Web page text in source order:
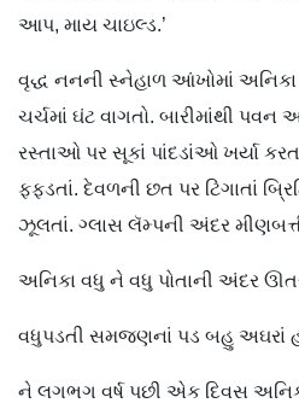
આપ, માય ચાઇલ્ડ.’
વૃદ્ધ નનની સ્નેહાળ આંખોમાં અનિકા
ચર્ચમાં ઘંટ વાગતો. બારીમાંથી પવન
રસ્તાઓ પર સૂકાં પાંદડાંઓ ખર્યા
ફફડતાં. દેવળની છત પર ટિંગાતાં
ઝૂલતાં. ગ્લાસ લૅમ્પની અંદર
અનિકા વધુ ને વધુ પોતાની અંદર
વધુપડતી સમજણનાં પડ બહુ અઘરાં
ને લગભગ વર્ષ પછી એક દિવસ